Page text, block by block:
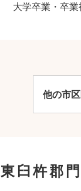
大学卒業・卒
他の市
臼杵郡